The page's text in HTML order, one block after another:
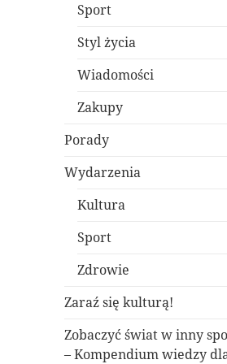
Sport
Styl życia
Wiadomości
Zakupy
Porady
Wydarzenia
Kultura
Sport
Zdrowie
Zaraź się kulturą!
Zobaczyć świat w inny
– Kompendium wiedzy